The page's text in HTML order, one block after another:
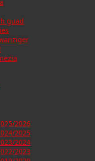
guad
2026
2025
2024
2023